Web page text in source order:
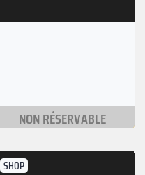
NON RÉSERVABLE
SHOP